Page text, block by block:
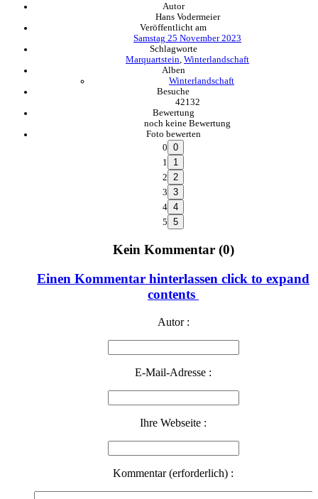
Autor
Hans Vodermeier
Veröffentlicht am
Samstag 25 November 2023
Schlagworte
Marquartstein Winterlandschaft
Alben
Winterlandschaft
Besuche
42132
Bewertung
noch keine Bewertung
Foto bewerten
0
1
2
3
4
5
Kein Kommentar (0)
Einen Kommentar hinterlassen click to expand
contents
Autor :
E-Mail-Adresse :
Ihre Webseite :
Kommentar (erforderlich) :